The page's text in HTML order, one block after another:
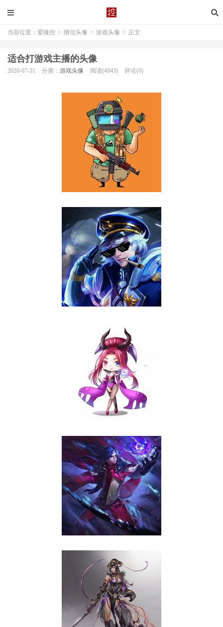
当前位置： 爱微控 > 微信头像 > 游戏头像 > 正文
适合打游戏主播的头像
2020-07-31 分类： 游戏头像 阅读(4943) 评论(0)